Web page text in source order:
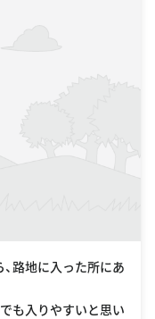
路地に入った所にあ
も入りやすいと思い